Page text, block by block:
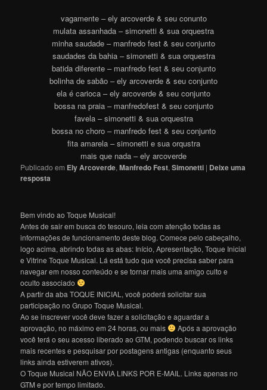
vagamente – ely arcoverde & seu conunto
mulata assanhada – simonetti & sua orquestra
minha saudade – manfredo fest & seu conjunto
saudades da bahia – simonetti & sua orquestra
batida diferente – manfredo fest & seu conjunto
bolinha de sabão – ely arcoverde & seu conjunto
ela é carioca – ely arcoverde & seu conjunto
bossa na praia – manfredofest & seu conjunto
favela – simonetti & sua orquestra
bossa no choro – manfredo fest & seu conjunto
fita amarela – simonetti e sua orqustra
mais que nada – ely arcoverde
Publicado em Ely Arcoverde,Manfredo Fest,Simonetti | Deixe uma
resposta
Bem vindo ao Toque Musical!
Antes de sair em busca do tesouro, leia com atenção todas as
informações de funcionamento deste blog. Comece pelo cabeçalho,
logo acima, abrindo todas as abas: Início, Apresentação, Toque Inicial
e Vitrine Toque Musical. Lá está tudo que você precisa saber para
navegar em nosso conteúdo e se tornar mais uma amigo culto e
oculto associado
A partir da aba TOQUE INICIAL, você poderá solicitar sua
participação no Grupo Toque Musical.
Ao se inscrever você deve fazer a solicitação e aguardar a
aprovação, no máximo em 24 horas, ou mais
Após a aprovação
você terá o seu acesso liberado ao GTM, podendo buscar os links
mais recentes e pesquisar por postagens antigas (enquanto seus
links ainda estiverem ativos).
O Toque Musical NÃO ENVIA LINKS POR E-MAIL. Links apenas no
GTM e por tempo limitado.